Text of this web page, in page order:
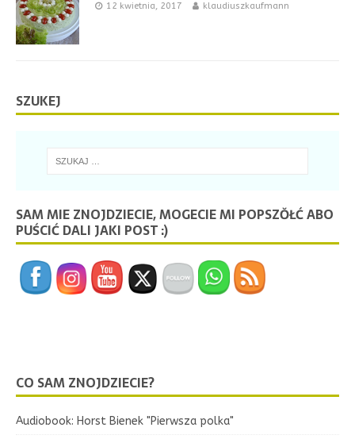
12 kwietnia, 2017 klaudiuszkaufmann
SZUKEJ
SAM MIE ZNOJDZIECIE, MOGECIE MI POPSZŎŁĆ ABO
PUŚCIĆ DALI JAKI POST :)
CO SAM ZNOJDZIECIE?
Audiobook: Horst Bienek "Pierwsza polka"